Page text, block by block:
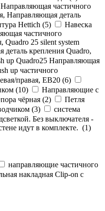
частичного
Направляющая деталь
Hettich (5)
Навеска
частичного
25 silent system
крепления Quadro,
up Quadro25 Направляющая
up частичного
правая, ЕВ20 (6)
(10)
Направляющие с
чёрная (2)
Петля
(3)
система
Без выключателя -
идут в комплекте. (1)
направляющие частичного
накладная Clip-on с